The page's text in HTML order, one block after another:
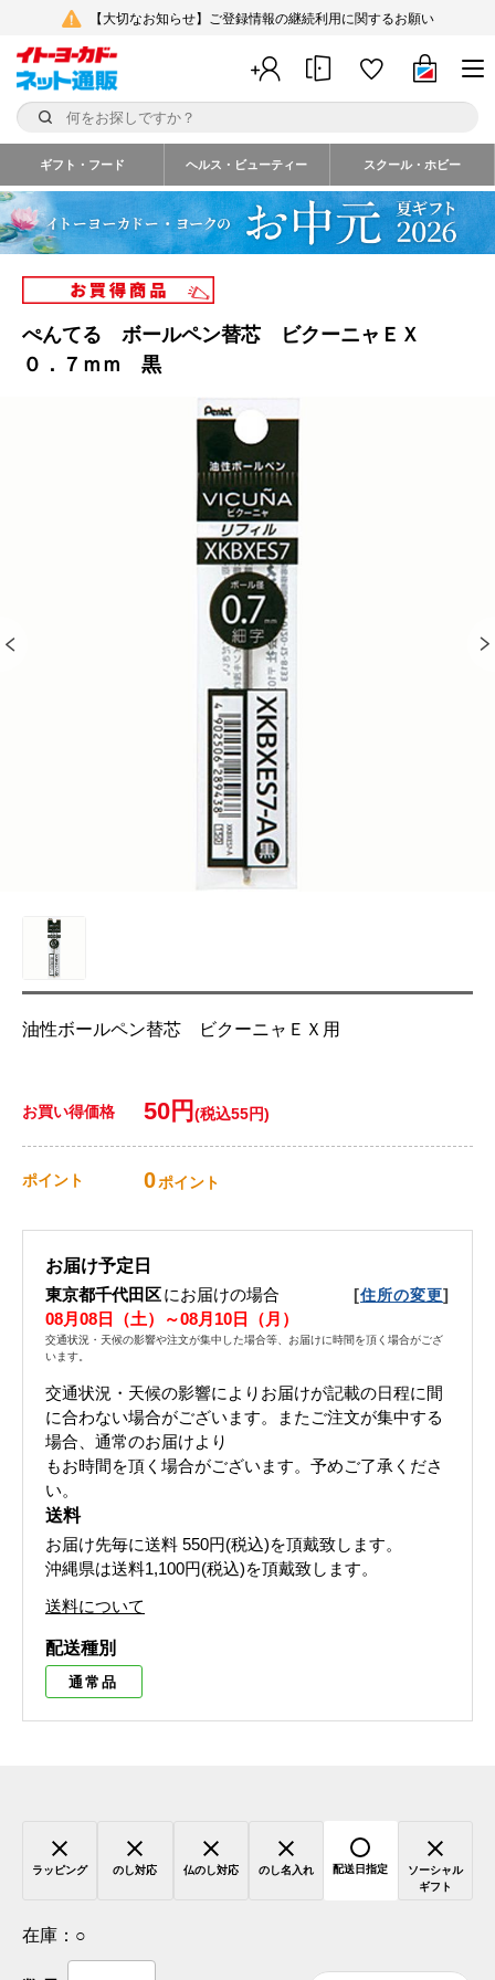
【大切なお知らせ】ご登録情報の継続利用に関するお願い
ギフト・フード ヘルス・ビューティー スクール・ホビー
ぺんてる ボールペン替芯 ビクーニャＥＸ
０．７ｍｍ 黒
油性ボールペン替芯 ビクーニャＥＸ用
お買い得価格 50円 (税込55円)
ポイント 0ポイント
お届け予定日
東京都千代田区にお届けの場合 [住所の変更]
08月08日（土）～08月10日（月）
交通状況・天候の影響や注文が集中した場合等、お届けに時間を頂く場合がござ
います。
交通状況・天候の影響によりお届けが記載の日程に間
に合わない場合がございます。 またご注文が集中する
場合、通常のお届けより
もお時間を頂く場合がございます。 予めご了承くださ
い。
送料
お届け先毎に送料 550円(税込)を頂戴致します。
沖縄県は送料1,100円(税込)を頂戴致します。
送料について
配送種別
通常品
ラッピング のし対応 仏のし対応 のし名入れ 配送日指定
ソーシャル
ギフト
在庫： ○